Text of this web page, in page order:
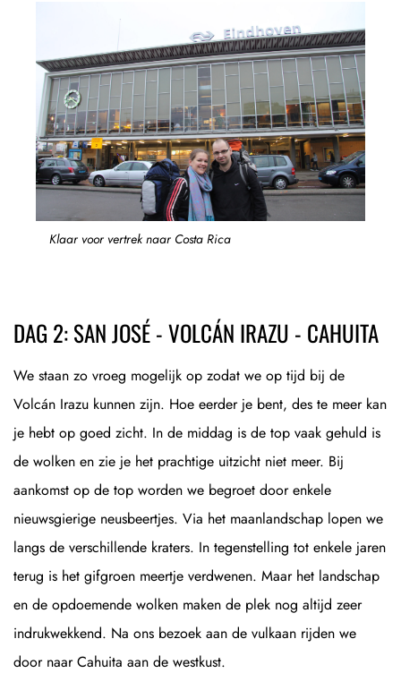
Klaar voor vertrek naar Costa Rica
DAG 2: SAN JOSÉ - VOLCÁN IRAZU - CAHUITA
We staan zo vroeg mogelijk op zodat we op tijd bij de
Volcán Irazu kunnen zijn. Hoe eerder je bent, des te meer kan
je hebt op goed zicht. In de middag is de top vaak gehuld is
de wolken en zie je het prachtige uitzicht niet meer. Bij
aankomst op de top worden we begroet door enkele
nieuwsgierige neusbeertjes. Via het maanlandschap lopen we
langs de verschillende kraters. In tegenstelling tot enkele jaren
terug is het gifgroen meertje verdwenen. Maar het landschap
en de opdoemende wolken maken de plek nog altijd zeer
indrukwekkend. Na ons bezoek aan de vulkaan rijden we
door naar Cahuita aan de westkust.